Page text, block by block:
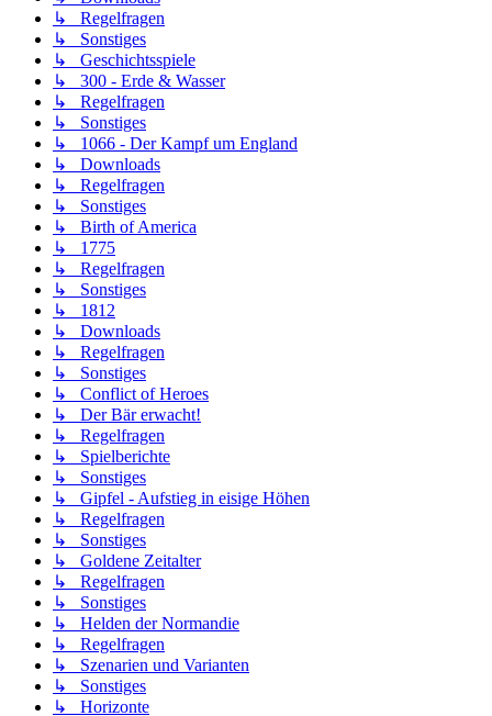
↳ Regelfragen
↳ Sonstiges
↳ Geschichtsspiele
↳ 300 - Erde & Wasser
↳ Regelfragen
↳ Sonstiges
↳ 1066 - Der Kampf um England
↳ Downloads
↳ Regelfragen
↳ Sonstiges
↳ Birth of America
↳ 1775
↳ Regelfragen
↳ Sonstiges
↳ 1812
↳ Downloads
↳ Regelfragen
↳ Sonstiges
↳ Conflict of Heroes
↳ Der Bär erwacht!
↳ Regelfragen
↳ Spielberichte
↳ Sonstiges
↳ Gipfel - Aufstieg in eisige Höhen
↳ Regelfragen
↳ Sonstiges
↳ Goldene Zeitalter
↳ Regelfragen
↳ Sonstiges
↳ Helden der Normandie
↳ Regelfragen
↳ Szenarien und Varianten
↳ Sonstiges
↳ Horizonte